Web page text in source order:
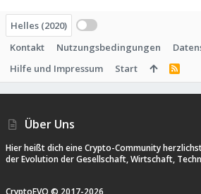
Helles (2020)
Kontakt
Nutzungsbedingungen
Hilfe und Impressum
Start
R
Über Uns
Hier heißt dich eine Crypto-Community
der Evolution der Gesellschaft, Wirtschaft,
CryptoEVO © 2017-2026